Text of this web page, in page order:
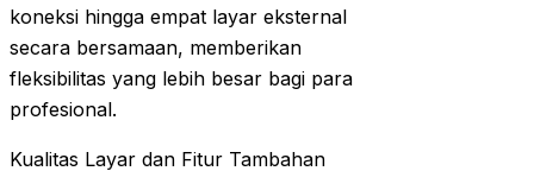
koneksi hingga empat layar eksternal
secara bersamaan, memberikan
fleksibilitas yang lebih besar bagi para
profesional.
Kualitas Layar dan Fitur Tambahan